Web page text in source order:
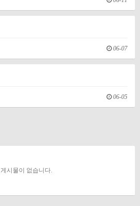
06-07
06-05
게시물이 없습니다.